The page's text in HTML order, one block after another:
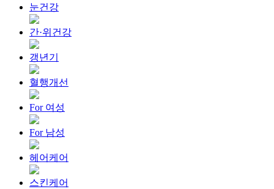
눈건강
간·위건강
갱년기
혈행개선
For 여성
For 남성
헤어케어
스킨케어